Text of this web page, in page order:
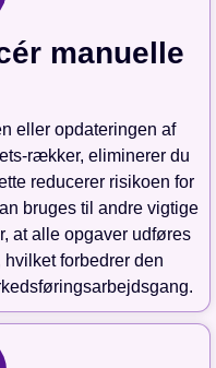
manuelle
eller opdateringen af
rækker, eliminerer du
reducerer risikoen for
bruges til andre vigtige
at alle opgaver udføres
forbedrer den